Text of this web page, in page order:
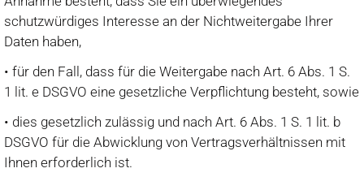
schutzwürdiges Interesse an der Nichtweitergabe Ihrer
Daten haben,
• für den Fall, dass für die Weitergabe nach Art. 6 Abs. 1 S.
1 lit. e DSGVO eine gesetzliche Verpflichtung besteht, sowie
• dies gesetzlich zulässig und nach Art. 6 Abs. 1 S. 1 lit. b
DSGVO für die Abwicklung von Vertragsverhältnissen mit
Ihnen erforderlich ist.